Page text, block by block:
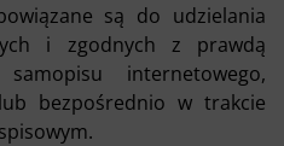
są do udzielania
i zgodnych z prawdą
internetowego,
bezpośrednio w trakcie